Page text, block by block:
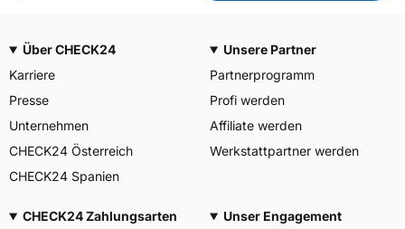
Allgemeine Produktsicherheit (GPSR)
Herstellerkontakt
Goodyear S.A. Innovation
Center, Avenue Gordon Smith
7750 Colmar-Berg
Luxemburg,
Über CHECK24
Karriere
Presse
Unternehmen
CHECK24 Österreich
CHECK24 Spanien
Unsere Partner
Partnerprogramm
Profi werden
Affiliate werden
Werkstattpartner werden
CHECK24 Zahlungsarten
Unser Engagement